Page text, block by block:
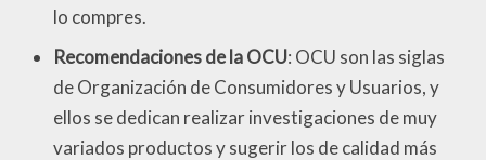
lo compres.
Recomendaciones de la OCU: OCU son las siglas
de Organización de Consumidores y Usuarios, y
ellos se dedican realizar investigaciones de muy
variados productos y sugerir los de calidad más